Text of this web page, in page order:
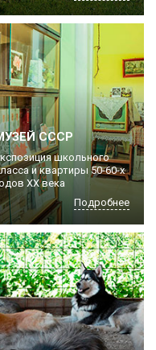
СССР
школьного
и квартиры 50-60-х
ХХ века
Подробнее